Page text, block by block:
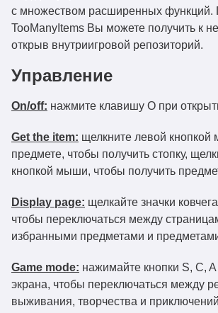
с множеством расширенных функций.
TooManyItems Вы можете получить к
открыв внутриигровой репозиторий.
Управление
On/off: нажмите клавишу O при
Get the item: щелкните левой
предмете, чтобы получить стопку,
кнопкой мыши, чтобы получить
Display page: щелкайте значки
чтобы переключаться между
избранными предметами и
Game mode: нажимайте кнопки S, C,
экрана, чтобы переключаться между
выживания, творчества и